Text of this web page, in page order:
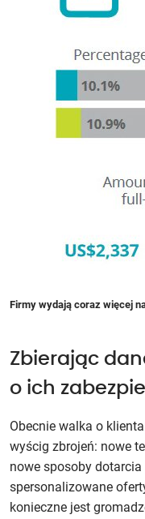
Indeks
Firmy
wydają
coraz
na
cyberbezpieczeństwo.
Źródło:
Deloitte
Indeks
Firmy wydają coraz więcej
Zbierając
o ich
Obecnie walka o
wyścig zbrojeń: nowe
nowe sposoby
spersonalizowane
konieczne jest